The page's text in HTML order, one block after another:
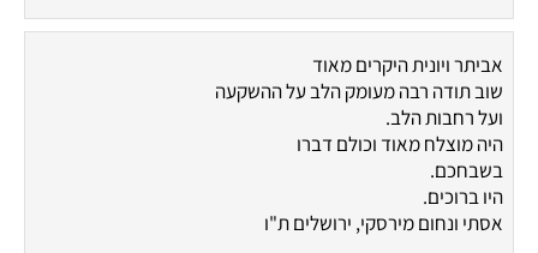
אביתר ויונית היקרים מאוד
שוב תודה רבה מעומק הלב על ההשקעה
ועל רחבות הלב.
היה מוצלח מאוד וכולם דברו
בשבחכם.
היו ברוכים.
אסתי ונחום מירסקי, ירושלים ת"ו